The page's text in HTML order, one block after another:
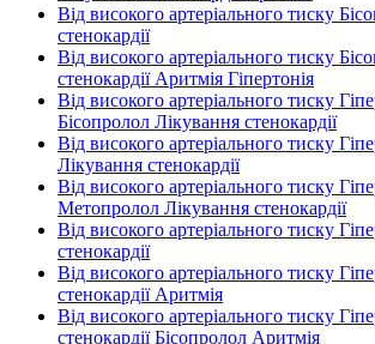
Від високого артеріального тиску
стенокардії
Від високого артеріального тиску
стенокардії Аритмія Гіпертонія
Від високого артеріального тиску
Бісопролол Лікування стенокардії
Від високого артеріального тиску
Лікування стенокардії
Від високого артеріального тиску
Метопролол Лікування стенокардії
Від високого артеріального тиску
стенокардії
Від високого артеріального тиску
стенокардії Аритмія
Від високого артеріального тиску
стенокардії Бісопролол Аритмія